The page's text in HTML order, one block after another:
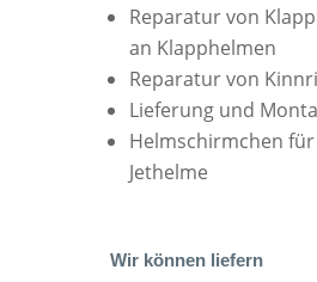
Reparatur von
an Klapphelmen
Reparatur von
Lieferung und
Helmschirmchen
Jethelme
Wir können liefern